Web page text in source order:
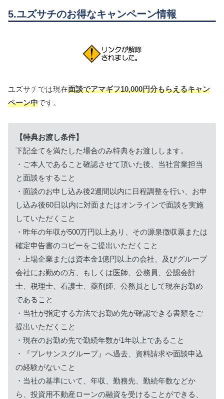
5.ユズサチのお得なキャンペーン情報
ユズサチでは現在面談でアマギフ10,000円分もらえるキャン
ペーン中です。
【特典お渡し条件】
下記全てを満たした場合のみ特典をお渡しします。
・ご本人であること確認させて頂いた後、当社営業担当
と面談をすること
・面談のお申し込み後2週間以内に日程調整を行い、お申
し込み後60日以内に対面またはオンラインで面談を実施
していただくこと
・昨年の年収が500万円以上あり、その源泉徴収票または
確定申告書のコピーをご提出いただくこと
・上場企業または資本金1億円以上の会社、及びグループ
会社にお勤めの方、もしくは医師、公務員、公認会計
士、税理士、看護士、薬剤師、公務員として現在お勤め
であること
・当社が指定する方法でお勤め先が確認できる書類をご
提出いただくこと
・現在のお勤め先で勤続年数が1年以上であること
・『プレサンスグループ』へ過去、資料請求や面談申込
の経験がないこと
・当社の基準にいて、年収、勤務先、勤続年数などか
ら、投資用不動産ローンの融資を受けることができる、